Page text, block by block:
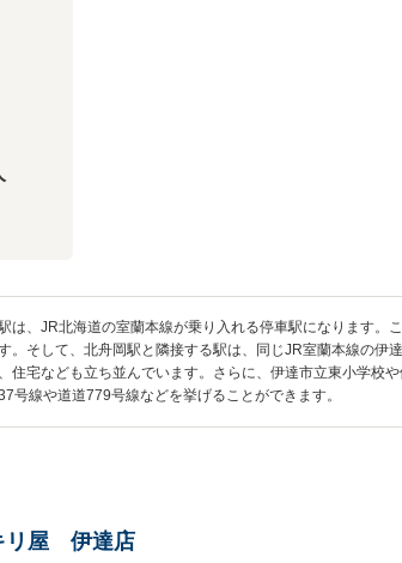
、JR北海道の室蘭本線が乗り入れる停車駅になります。
。そして、北舟岡駅と隣接する駅は、同じJR室蘭本線の伊
住宅なども立ち並んでいます。さらに、伊達市立東小学校
号線や道道779号線などを挙げることができます。
リ屋 伊達店